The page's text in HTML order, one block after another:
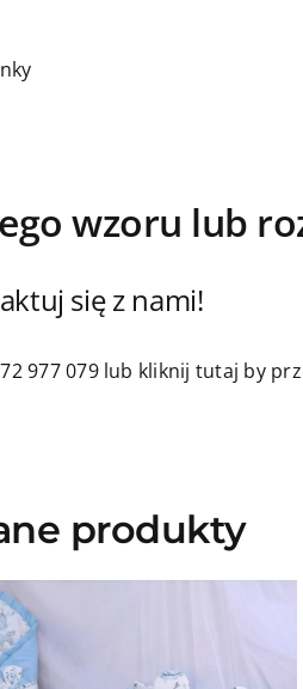
wzoru lub
się z nami!
977 079 lub kliknij tutaj by
produkty